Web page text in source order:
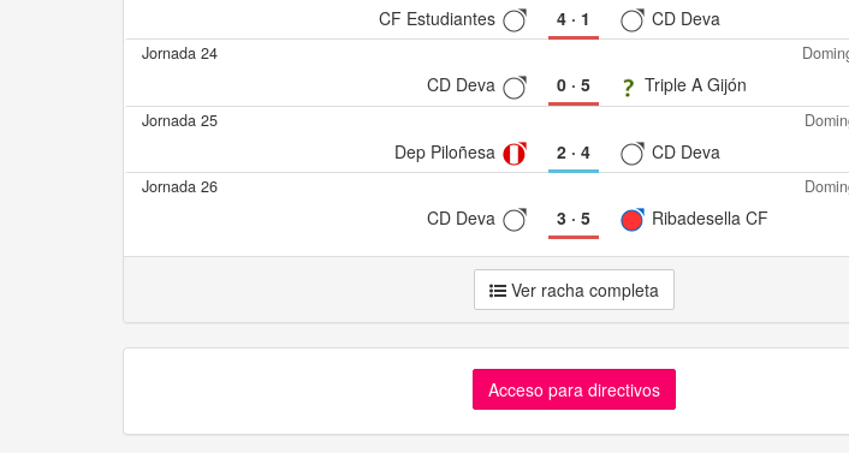
CF Estudiantes 4· 1 CD Deva
Jornada 24
CD Deva 0· 5 Triple A Gijón
Jornada 25
Dep Piloñesa 2· 4 CD Deva
Jornada 26
CD Deva 3· 5 Ribadesella CF
Ver racha completa
Acceso para directivos